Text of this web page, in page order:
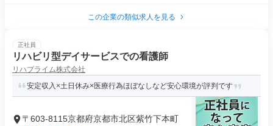
この企業の類似求人を見る
正社員
リハビリ型デイサービスでの看護師
リハプライム株式会社
安定収入×土日休み×医療行為ほぼなしなど安心環境が評判です
〒603-8115京都府京都市北区紫竹下本町